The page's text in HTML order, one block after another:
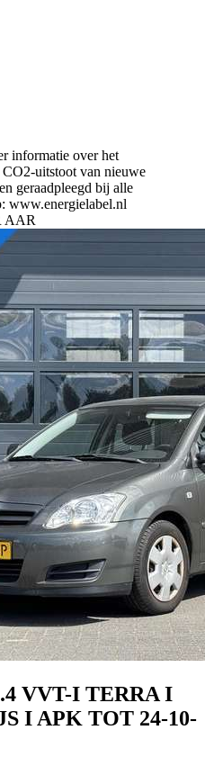
informatie over het
uitstoot van nieuwe
geraadpleegd bij alle
www.energielabel.nl
AAR
VVT-I TERRA I
I APK TOT 24-10-